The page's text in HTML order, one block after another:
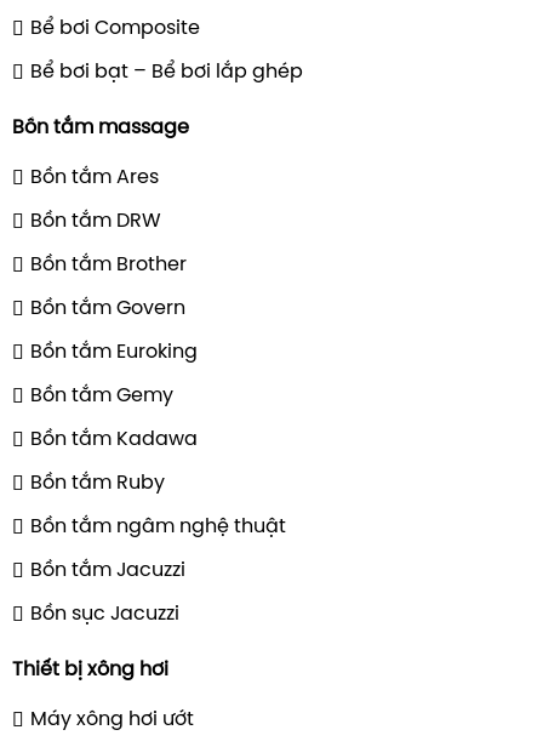
Bể bơi Composite
Bể bơi bạt – Bể bơi lắp ghép
Bồn tắm massage
Bồn tắm Ares
Bồn tắm DRW
Bồn tắm Brother
Bồn tắm Govern
Bồn tắm Euroking
Bồn tắm Gemy
Bồn tắm Kadawa
Bồn tắm Ruby
Bồn tắm ngâm nghệ thuật
Bồn tắm Jacuzzi
Bồn sục Jacuzzi
Thiết bị xông hơi
Máy xông hơi ướt